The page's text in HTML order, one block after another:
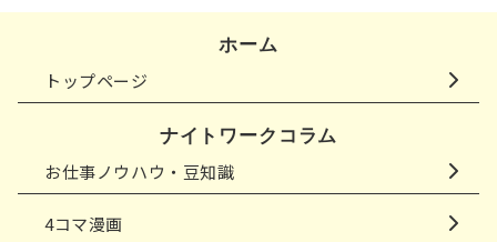
ホーム
トップページ
ナイトワークコラム
お仕事ノウハウ・豆知識
4コマ漫画